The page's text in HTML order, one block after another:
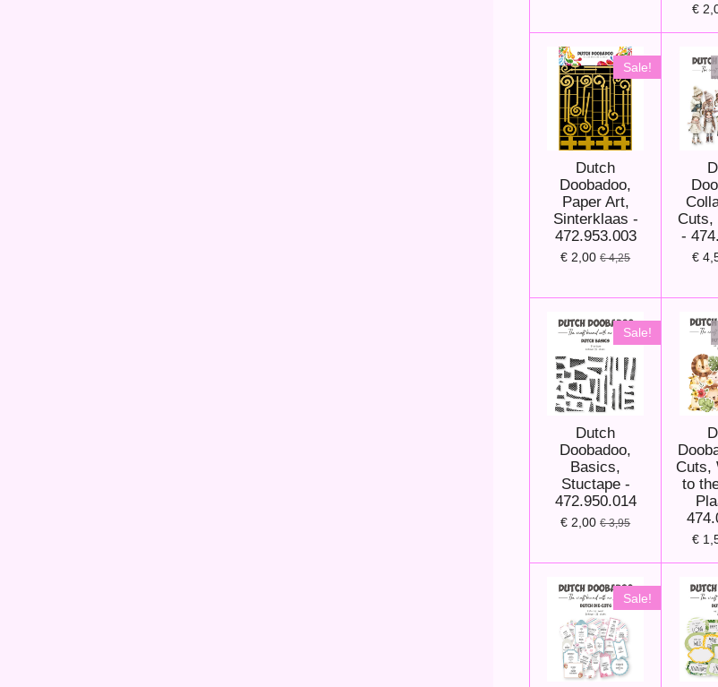
€
Sale!
Dutch
Doobadoo,
Paper Art,
Sinterklaas -
472.953.003
€ 2,00 € 4,25
Cuts,
-
€
Sale!
Dutch
Doobadoo,
Basics,
Stuctape -
472.950.014
€ 2,00 € 3,95
Cuts,
to
€
Sale!